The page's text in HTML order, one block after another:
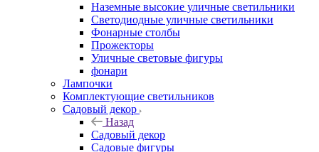
Наземные высокие уличные светильники
Светодиодные уличные светильники
Фонарные столбы
Прожекторы
Уличные световые фигуры
фонари
Лампочки
Комплектующие светильников
Садовый декор
Назад
Садовый декор
Садовые фигуры